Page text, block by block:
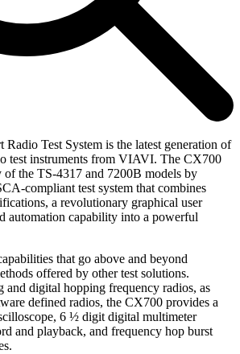
Test System is the latest generation of
test instruments from VIAVI. The CX700
the TS‑4317 and 7200B models by
test system that combines
a revolutionary graphical user
automation capability into a powerful
that go above and beyond
offered by other test solutions.
and digital hopping frequency radios, as
defined radios, the CX700 provides a
6 ½ digit digital multimeter
and playback, and frequency hop burst